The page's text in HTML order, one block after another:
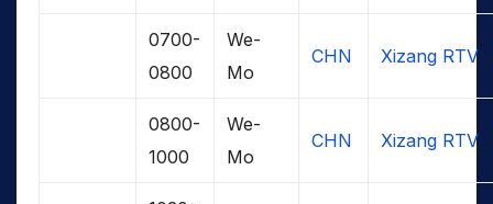
0700-
0800
We-
Mo
CHN Xizang RTV
0800-
1000
We-
Mo
CHN Xizang RTV